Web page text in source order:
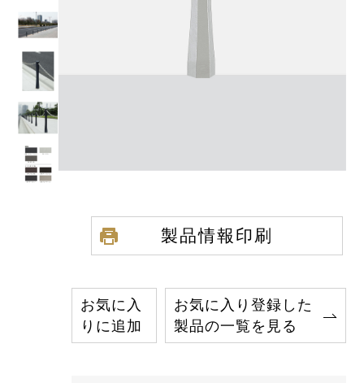
製品情報印刷
お気に入
りに追加
お気に入り登録した
製品の一覧を見る